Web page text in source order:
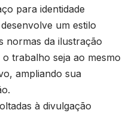
para identidade
um estilo
normas da ilustração
trabalho seja ao mesmo
ampliando sua
à divulgação